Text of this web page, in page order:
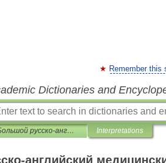
Remember this
Dictionaries and
Большой русско-английский медицинский словарь Interpretations
английский